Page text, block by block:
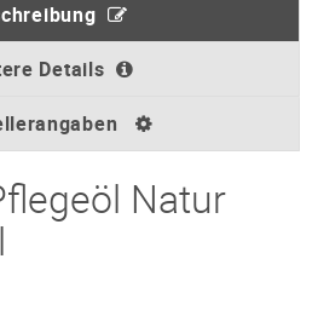
Details
Natur